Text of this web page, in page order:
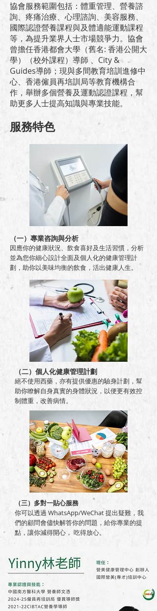
協會服務範圍包括：體重管理、營養諮
詢、疼痛治療、心理諮詢、美容服務、
國際認證營養課程與及體適能運動課程
等，為提升業界人士市場競爭力。協會
曾擔任香港都會大學（舊名: 香港公開大
學）（校外課程）導師 、City &
Guides導師；現與多間教育培訓進修中
心、香港僱員再培訓局等教育機構合
作，舉辦多個營養及運動認證課程，幫
助更多人士提高知識與專業技能。
服務特色
（一）專業咨詢與分析
因應你的健康狀況、飲食喜好及生活習慣，分析
並為您你細心設計全面及個人化的健康管理計
劃，助你以美味均衡的飲食，活出健康人生。
（二）個人化健康管理計劃
絕不使用西藥，亦有提供優惠的驗身計劃，幫
助你瞭解自身真實的身體狀況，以便更有效控
制體重，改善病情。
（三）多對一貼心服務
你可以透過 WhatsApp/WeChat 提出疑難，我
們的顧問會儘快解答你的問題，給你專業的提
點，讓你減得開心， 吃得放心。